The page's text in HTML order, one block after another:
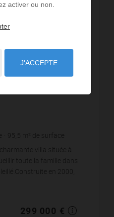
95,5 m² de surface
villa située à
toute la famille dans
en 2000,
299 000 €
activer ou non.
J'ACCEPTE